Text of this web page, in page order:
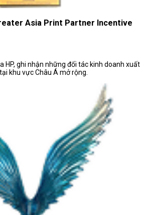
Asia Print Partner Incentive
HP, ghi nhận những đối tác kinh doanh xuất
khu vực Châu Á mở rộng.